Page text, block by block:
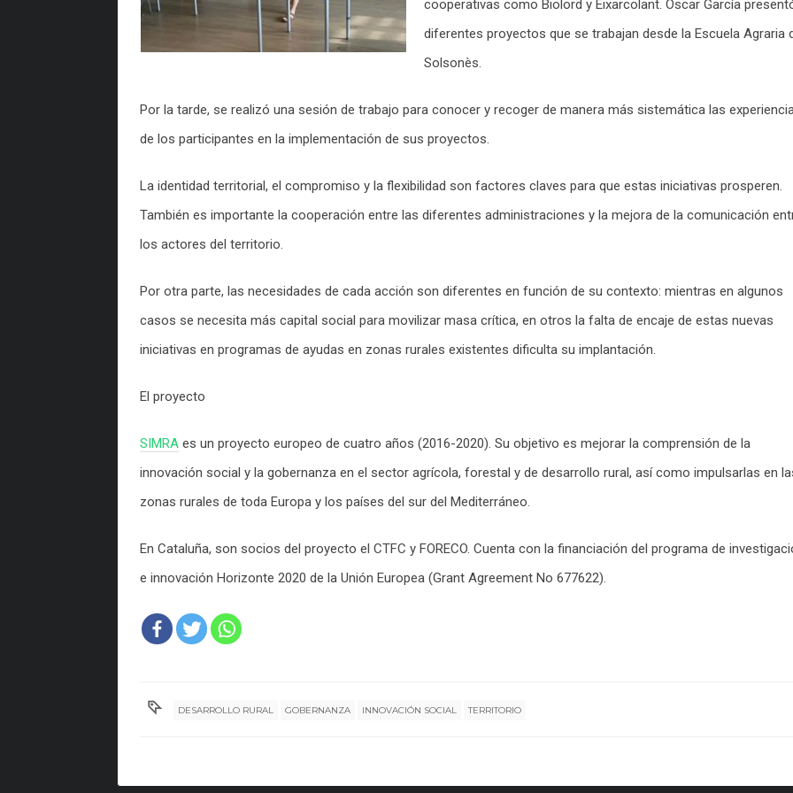
cooperativas como Biolord y Eixarcolant. Óscar García
diferentes proyectos que se trabajan desde la Escuela Agraria
Solsonès.
Por la tarde, se realizó una sesión de trabajo para conocer y recoger de manera más sistemática las
de los participantes en la implementación de sus proyectos.
La identidad territorial, el compromiso y la flexibilidad son factores claves para que estas iniciativas prosperen.
También es importante la cooperación entre las diferentes administraciones y la mejora de la comunicación
los actores del territorio.
Por otra parte, las necesidades de cada acción son diferentes en función de su contexto: mientras en algunos
casos se necesita más capital social para movilizar masa crítica, en otros la falta de encaje de estas nuevas
iniciativas en programas de ayudas en zonas rurales existentes dificulta su implantación.
El proyecto
SIMRA es un proyecto europeo de cuatro años (2016-2020). Su objetivo es mejorar la comprensión de la
innovación social y la gobernanza en el sector agrícola, forestal y de desarrollo rural, así como impulsarlas en
zonas rurales de toda Europa y los países del sur del Mediterráneo.
En Cataluña, son socios del proyecto el CTFC y FORECO. Cuenta con la financiación del programa de
e innovación Horizonte 2020 de la Unión Europea (Grant Agreement No 677622).
DESARROLLO RURAL GOBERNANZA INNOVACIÓN SOCIAL TERRITORIO